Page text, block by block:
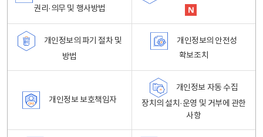
권리·의무 및 행사방법
개인정보의 파기 절차 및
방법
개인정보의 안전성
확보조치
개인정보 보호책임자
개인정보 자동 수집
장치의 설치·운영 및 거부에 관한
사항